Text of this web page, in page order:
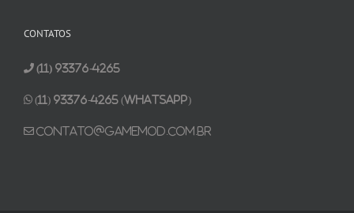
CONTATOS
(11) 93376-4265
(11) 93376-4265 (Whatsapp)
contato@gamemod.com.br